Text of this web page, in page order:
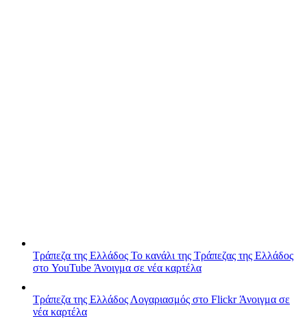
Τράπεζα της Ελλάδος Το κανάλι της Τράπεζας της Ελλάδος
στο YouTube Άνοιγμα σε νέα καρτέλα
Τράπεζα της Ελλάδος Λογαριασμός στο FlickrΆνοιγμα σε
νέα καρτέλα